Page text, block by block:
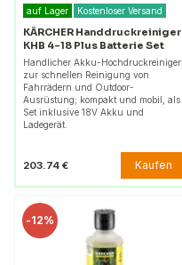
auf Lager Kostenloser Versand
KÄRCHER Handdruckreiniger
KHB 4-18 Plus Batterie Set
Handlicher Akku-Hochdruckreiniger
zur schnellen Reinigung von
Fahrrädern und Outdoor-
Ausrüstung; kompakt und mobil, als
Set inklusive 18V Akku und
Ladegerät.
203.74 € Kaufen
-12%